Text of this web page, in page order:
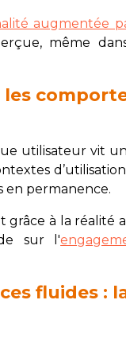
augmentée
même
les
utilisateur vit
en permanence.
à la réalité
sur l'
fluides :